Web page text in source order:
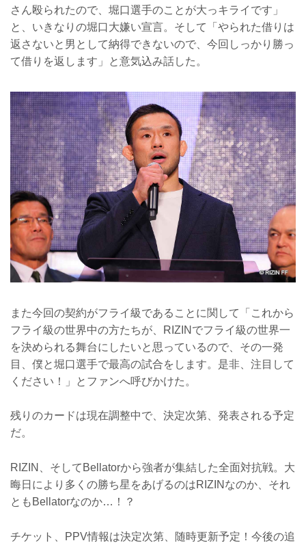
さん殴られたので、堀口選手のことが大っキライです」
と、いきなりの堀口大嫌い宣言。そして「やられた借りは
返さないと男として納得できないので、今回しっかり勝っ
て借りを返します」と意気込み話した。
また今回の契約がフライ級であることに関して「これから
フライ級の世界中の方たちが、RIZINでフライ級の世界一
を決められる舞台にしたいと思っているので、その一発
目、僕と堀口選手で最高の試合をします。是非、注目して
ください！」とファンへ呼びかけた。
残りのカードは現在調整中で、決定次第、発表される予定
だ。
RIZIN、そしてBellatorから強者が集結した全面対抗戦。大
晦日により多くの勝ち星をあげるのはRIZINなのか、それ
ともBellatorなのか…！？
チケット、PPV情報は決定次第、随時更新予定！今後の追